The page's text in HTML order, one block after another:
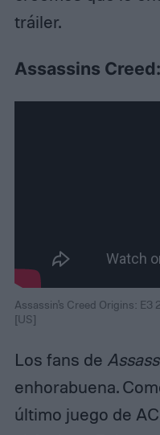
tráiler.
Assassins
Assassin's Creed Origins: E3
[US]
Los fans de
enhorabuena.
último juego de